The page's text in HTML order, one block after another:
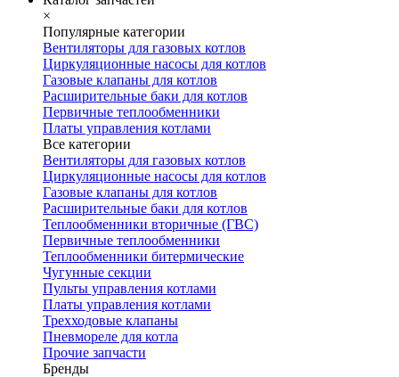
×
Популярные категории
Вентиляторы для газовых котлов
Циркуляционные насосы для котлов
Газовые клапаны для котлов
Расширительные баки для котлов
Первичные теплообменники
Платы управления котлами
Все категории
Вентиляторы для газовых котлов
Циркуляционные насосы для котлов
Газовые клапаны для котлов
Расширительные баки для котлов
Теплообменники вторичные (ГВС)
Первичные теплообменники
Теплообменники битермические
Чугунные секции
Пульты управления котлами
Платы управления котлами
Трехходовые клапаны
Пневмореле для котла
Прочие запчасти
Бренды